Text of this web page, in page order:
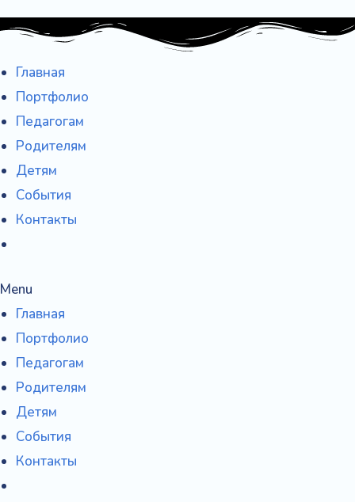
a
c
h
f
o
r
Главная
Портфолио
Педагогам
Родителям
Детям
События
Контакты
Menu
Главная
Портфолио
Педагогам
Родителям
Детям
События
Контакты